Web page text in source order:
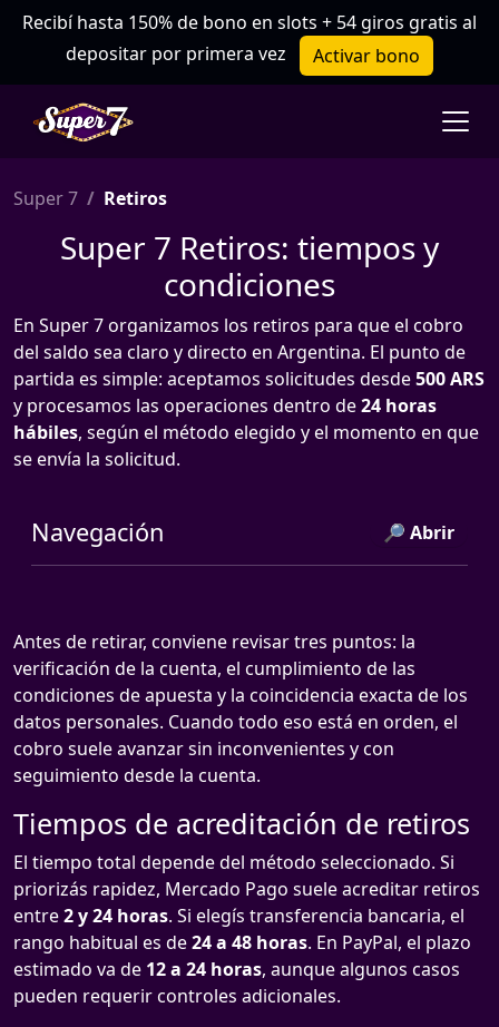
Recibí hasta 150% de bono en slots + 54 giros gratis al
depositar por primera vez
Activar bono
Super 7 Retiros
Super 7 Retiros: tiempos y
condiciones
En Super 7 organizamos los retiros para que el cobro
del saldo sea claro y directo en Argentina. El punto de
partida es simple: aceptamos solicitudes desde500 ARS
y procesamos las operaciones dentro de24 horas
hábiles, según el método elegido y el momento en que
se envía la solicitud.
Navegación 🔎 Abrir
Antes de retirar, conviene revisar tres puntos: la
verificación de la cuenta, el cumplimiento de las
condiciones de apuesta y la coincidencia exacta de los
datos personales. Cuando todo eso está en orden, el
cobro suele avanzar sin inconvenientes y con
seguimiento desde la cuenta.
Tiempos de acreditación de retiros
El tiempo total depende del método seleccionado. Si
priorizás rapidez, Mercado Pago suele acreditar retiros
entre2 y 24 horas. Si elegís transferencia bancaria, el
rango habitual es de24 a 48 horas. En PayPal, el plazo
estimado va de 12 a 24 horas, aunque algunos casos
pueden requerir controles adicionales.